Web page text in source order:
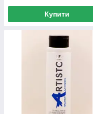
Купити